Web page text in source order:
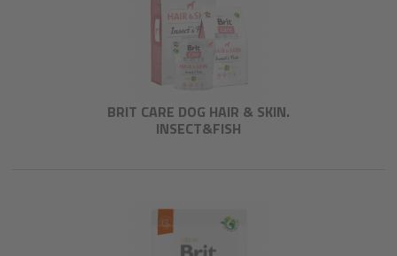
BRIT CARE DOG HAIR & SKIN.
INSECT&FISH